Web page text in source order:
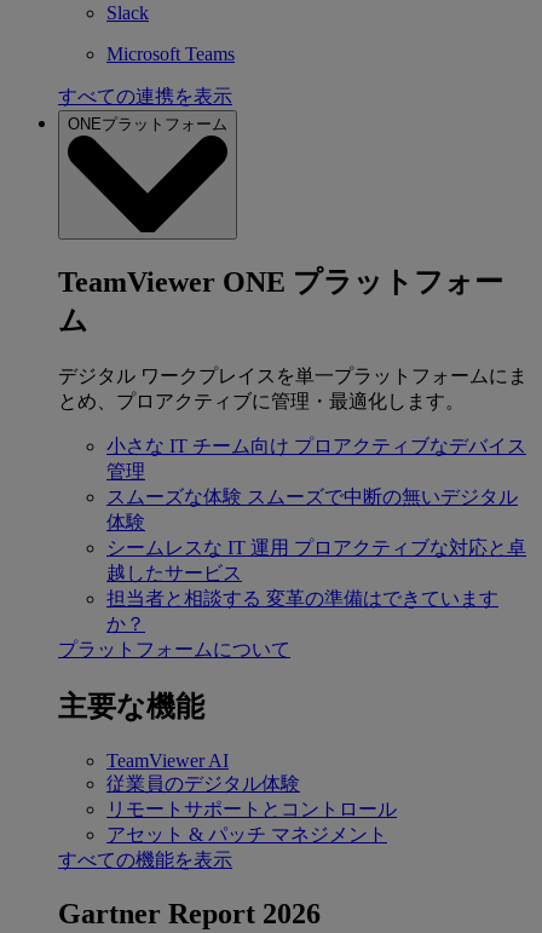
Slack
Microsoft Teams
すべての連携を表示
ONEプラットフォーム
TeamViewer ONE プラットフォー
ム
デジタル ワークプレイスを単一プラットフォームにま
とめ、プロアクティブに管理・最適化します。
小さな IT チーム向け プロアクティブなデバイス
管理
スムーズな体験 スムーズで中断の無いデジタル
体験
シームレスな IT 運用 プロアクティブな対応と卓
越したサービス
担当者と相談する 変革の準備はできています
か？
プラットフォームについて
主要な機能
TeamViewer AI
従業員のデジタル体験
リモートサポートとコントロール
アセット & パッチ マネジメント
すべての機能を表示
Gartner Report 2026